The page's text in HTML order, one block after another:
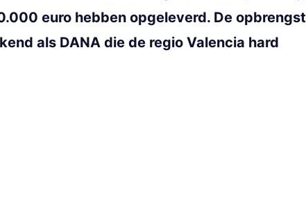
euro hebben opgeleverd. De opbrengst
als DANA die de regio Valencia hard